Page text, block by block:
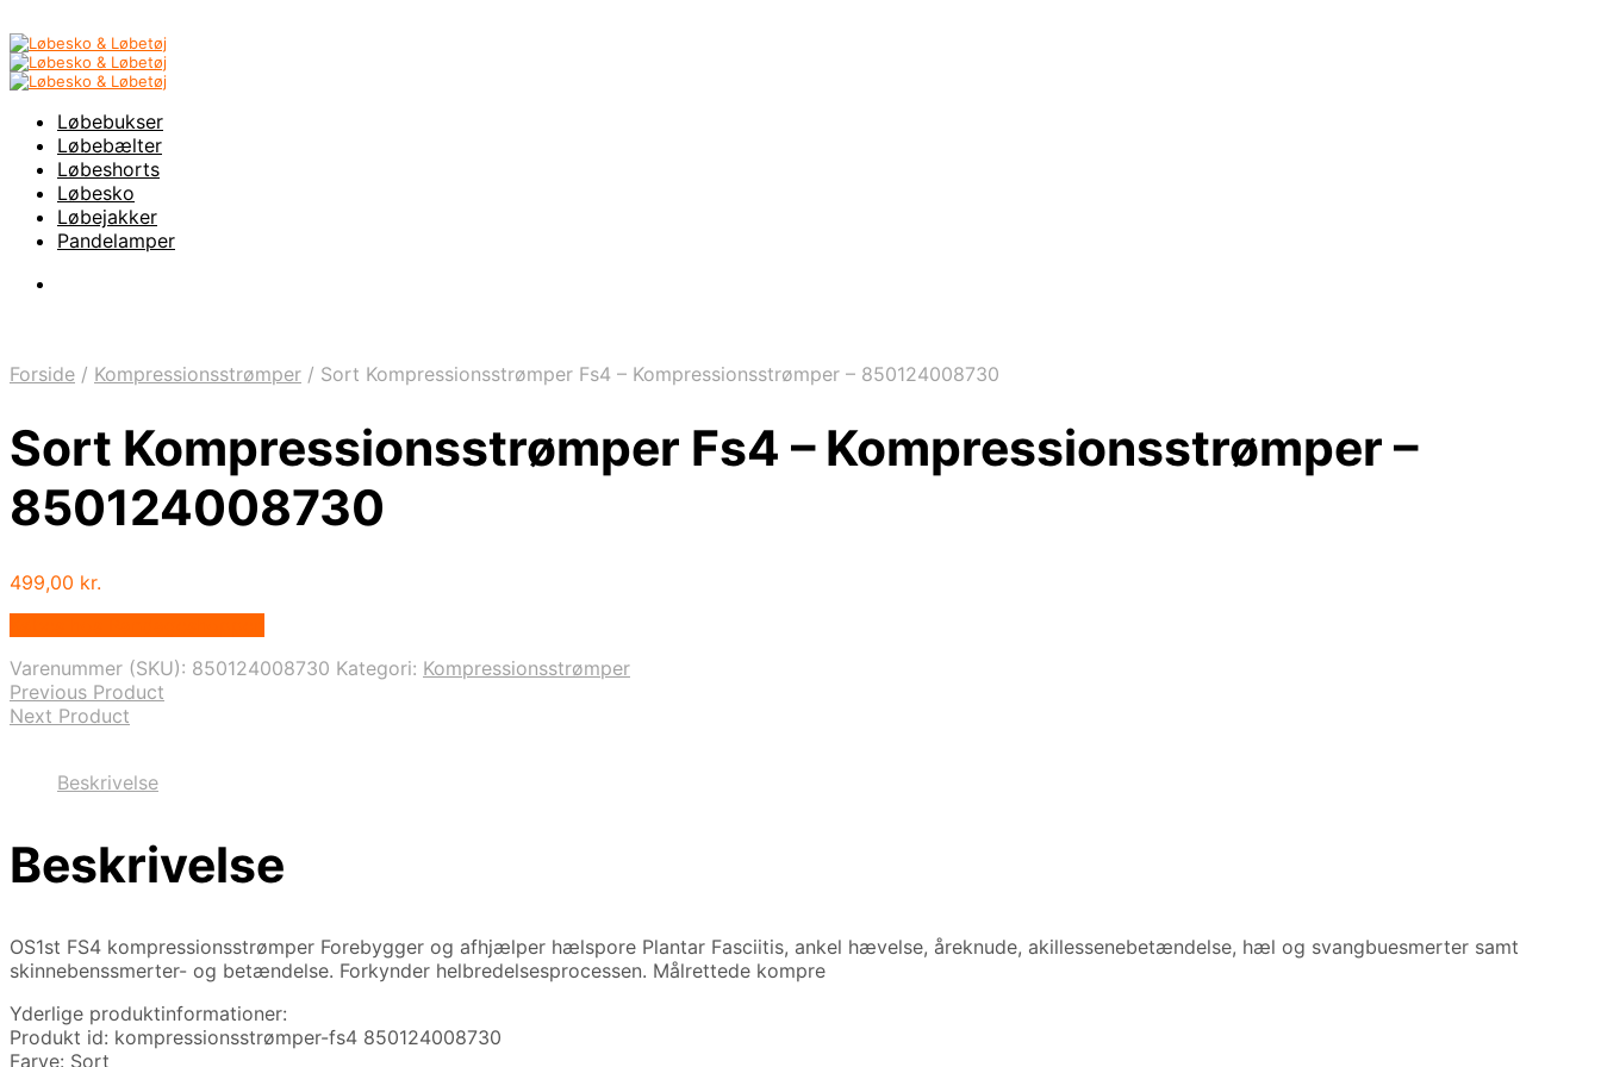
Løbebukser
Løbebælter
Løbeshorts
Løbesko
Løbejakker
Pandelamper
Forside / Kompressionsstrømper / Sort Kompressionsstrømper Fs4 – Kompressionsstrømper – 850124008730
Sort Kompressionsstrømper Fs4 – Kompressionsstrømper –
850124008730
499,00 kr.
Varenummer (SKU): 850124008730 Kategori: Kompressionsstrømper
Previous Product
Next Product
Beskrivelse
Beskrivelse
OS1st FS4 kompressionsstrømper Forebygger og afhjælper hælspore Plantar Fasciitis, ankel hævelse, åreknude, akillessenebetændelse, hæl og svangbuesmerter samt
skinnebenssmerter- og betændelse. Forkynder helbredelsesprocessen. Målrettede kompre
Yderlige produktinformationer:
Produkt id: kompressionsstrømper-fs4 850124008730
Farve: Sort